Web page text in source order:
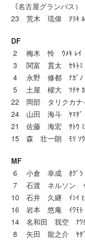
（名古屋グランパス）
23 荒木 琉偉 ｱﾗｷ ﾙｲ
DF
2 梅木 怜 ｳﾒｷ ﾚｲ（
3 関富 貫太 ｾｷﾄﾐ ｶ
4 永野 修都 ﾅｶﾞﾉ ｼ
5 土屋 櫂大 ﾂﾁﾔ ｶｲﾄ
22 岡部 タリクカナ
24 山田 海斗 ﾔﾏﾀﾞ ｶ
21 佐藤 海宏 ｻﾄｳ ﾐﾋ
15 森 壮一朗 ﾓﾘ ｿｳｲ
MF
6 小倉 幸成 ｵｸﾞﾗ ｺ
7 石渡 ネルソン ｲｼﾜ
10 石井 久継 ｲｼｲ ﾋｻ
16 岩本 悠庵 ｲﾜﾓﾄ ﾕ
14 名和田 我空 ﾅﾜﾀ
8 矢田 龍之介 ﾔﾀﾞ ﾘ